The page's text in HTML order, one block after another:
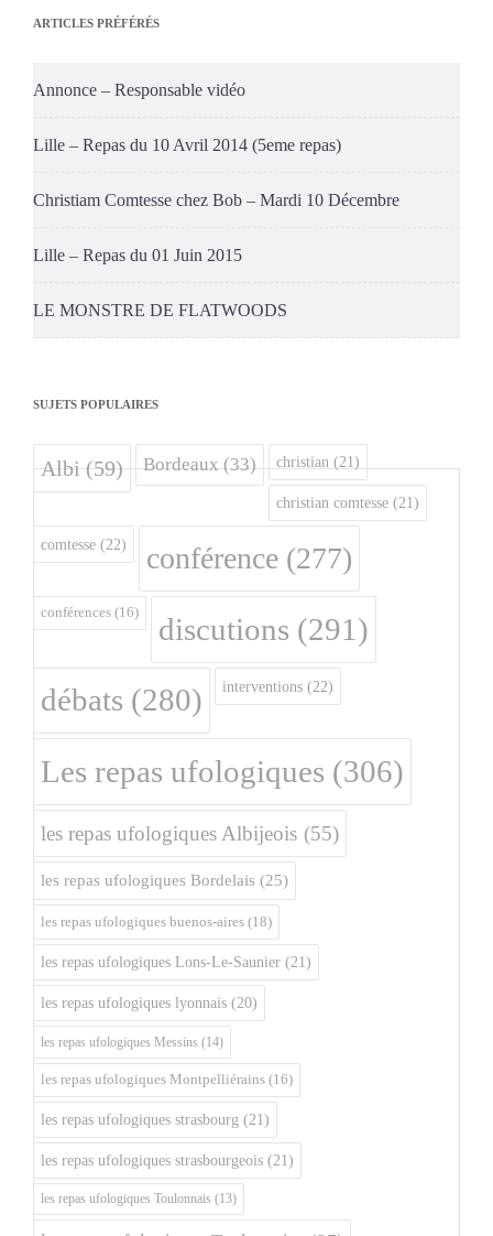
ARTICLES PRÉFÉRÉS
Annonce – Responsable vidéo
Lille – Repas du 10 Avril 2014 (5eme repas)
Christiam Comtesse chez Bob – Mardi 10 Décembre
Lille – Repas du 01 Juin 2015
LE MONSTRE DE FLATWOODS
SUJETS POPULAIRES
Albi(59) Bordeaux(33) christian (21)
christian comtesse (21)
comtesse (22) conférence (277)
conférences (16) discutions (291)
débats (280) interventions (22)
Les repas ufologiques (306)
les repas ufologiques Albijeois (55)
les repas ufologiques Bordelais (25)
les repas ufologiques buenos-aires (18)
les repas ufologiques Lons-Le-Saunier (21)
les repas ufologiques lyonnais (20)
les repas ufologiques Messins (14)
les repas ufologiques Montpelliérains (16)
les repas ufologiques strasbourg (21)
les repas ufologiques strasbourgeois (21)
les repas ufologiques Toulonnais (13)